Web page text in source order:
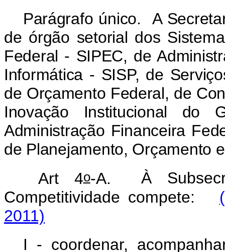
Parágrafo único. A
de órgão setorial dos
Federal - SIPEC, de
Informática - SISP, de
de Orçamento Federal, de
Inovação Institucional
Administração Financeira
de Planejamento, Orçamento
Art 4o-A.À
Competitividade compete:
2011)
I - coordenar,